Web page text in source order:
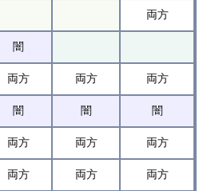
両方
闇
両方 両方 両方
闇 闇 闇
両方 両方 両方
両方 両方 両方